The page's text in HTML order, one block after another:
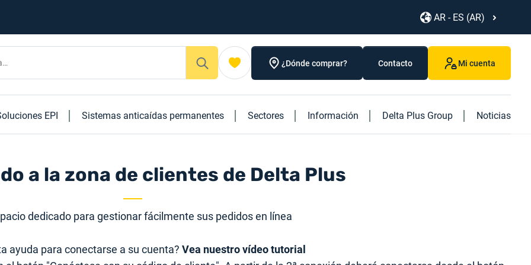
AR - ES (AR)
¿Dónde comprar? Contacto Mi cuenta
EPI Sistemas anticaídas permanentes Sectores Información Delta Plus Group Noticias
a la zona de clientes de Delta Plus
dedicado para gestionar fácilmente sus pedidos en línea
ayuda para conectarse a su cuenta? Vea nuestro vídeo tutorial